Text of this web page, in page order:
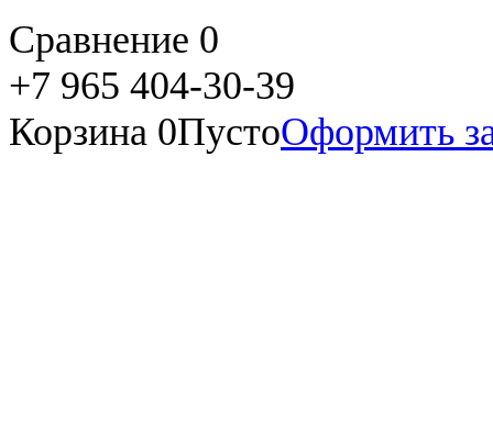
Сравнение 0
+7 965 404-30-39
Корзина 0ПустоОформить